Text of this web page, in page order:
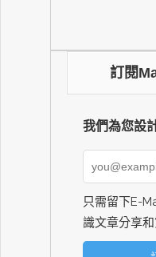
訂閱
我們為您設
只需留下E-
識文章分享